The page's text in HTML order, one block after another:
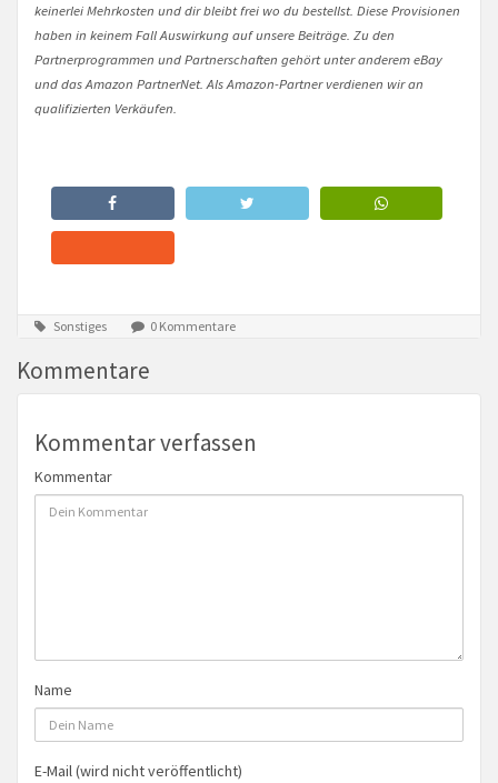
keinerlei Mehrkosten und dir bleibt frei wo du bestellst. Diese Provisionen
haben in keinem Fall Auswirkung auf unsere Beiträge. Zu den
Partnerprogrammen und Partnerschaften gehört unter anderem eBay
und das Amazon PartnerNet. Als Amazon-Partner verdienen wir an
qualifizierten Verkäufen.
Sonstiges 0 Kommentare
Kommentare
Kommentar verfassen
Kommentar
Name
E-Mail (wird nicht veröffentlicht)